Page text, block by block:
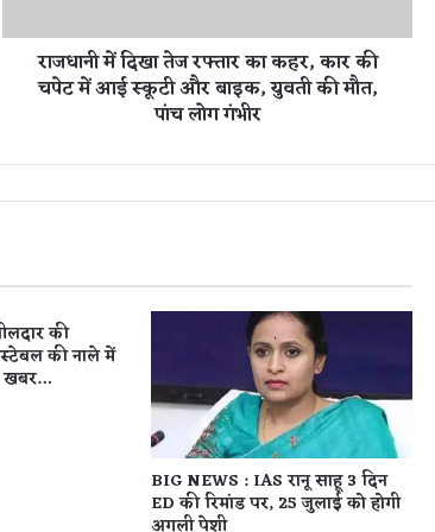
ज
क
र
च
पे
ट
राजधानी में दिखा तेज रफ्तार का कहर, कार की
चपेट में आई स्कूटी और बाइक, युवती की मौत,
पांच लोग गंभीर
की
की नाले में
खबर…
BIG NEWS : IAS रानू साहू 3 दिन
ED की रिमांड पर, 25 जुलाई को होगी